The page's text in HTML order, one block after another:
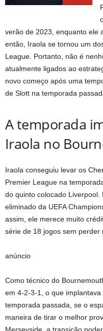
verão de 2023, enquanto ele
então, Iraola se tornou um
League. Portanto, não é
atualmente ligados ao
novo começo após uma
de Slott na temporada
A temporada
Iraola no
Iraola conseguiu levar os
Premier League na
do quinto colocado
eliminado da UEFA
assim, ele merece muito
série de 18 jogos sem perder
anúncio
Como técnico do
em 4-2-3-1, o que implantava
temporada passada, se o
maneira de tirar o melhor